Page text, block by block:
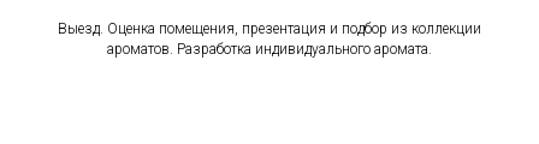
Выезд. Оценка помещения, презентация и подбор из коллекции
ароматов. Разработка индивидуального аромата.